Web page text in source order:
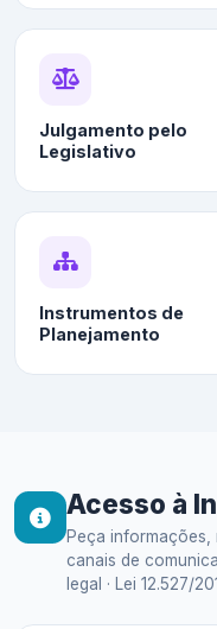
Julgamento pelo
Legislativo
Instrumentos de
Planejamento
Acesso à
Peça
canais de
legal · Lei 12.527/